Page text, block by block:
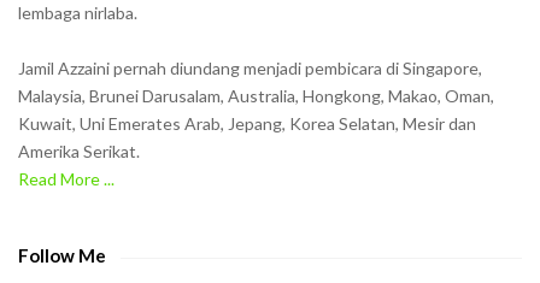
lembaga nirlaba.
Jamil Azzaini pernah diundang menjadi pembicara di Singapore,
Malaysia, Brunei Darusalam, Australia, Hongkong, Makao, Oman,
Kuwait, Uni Emerates Arab, Jepang, Korea Selatan, Mesir dan
Amerika Serikat.
Read More ...
Follow Me